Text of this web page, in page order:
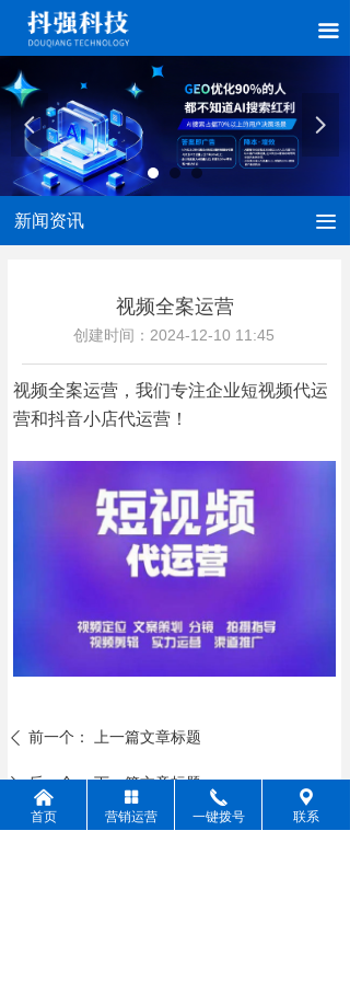
넳 넲
끀
新闻资讯 끀
ꄴ 前一个： 上一篇文章标题
ꄲ 后一个： 下一篇文章标题
视频全案运营
创建时间： 2024-12-10 11:45
视频全案运营，我们专注企业短视频代运
营和抖音小店代运营！
낀
首页
넒
营销运营
끅
一键拨号
끇
联系